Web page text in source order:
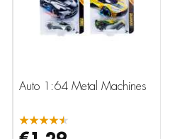
Auto 1:64 Metal Machines
★★★★★